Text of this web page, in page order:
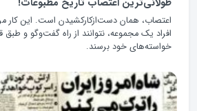
اعتصاب، همان دست‌ازکارکشیدن است. این کار
افراد یک مجموعه، نتوانند از راه گفت‌وگو و
خواسته‌های خود برسند.